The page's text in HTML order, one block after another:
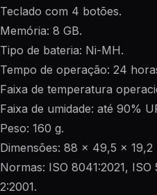
Teclado com 4 botões.
Memória: 8 GB.
Tipo de bateria: Ni-MH.
Tempo de operação: 24
Faixa de temperatura
Faixa de umidade: até 90%
Peso: 160 g.
Dimensões: 88 x 49,5 x 19,2
Normas: ISO 8041:2021,
2:2001.